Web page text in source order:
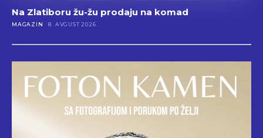
Na Zlatiboru žu-žu prodaju na komad
MAGAZIN 8. AVGUST 2026.